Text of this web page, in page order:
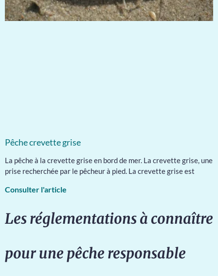
Pêche crevette grise
La pêche à la crevette grise en bord de mer. La crevette grise, une
prise recherchée par le pêcheur à pied. La crevette grise est
Consulter l'article
Les réglementations à connaître
pour une pêche responsable